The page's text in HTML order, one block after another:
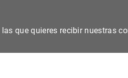
que quieres recibir nuestras